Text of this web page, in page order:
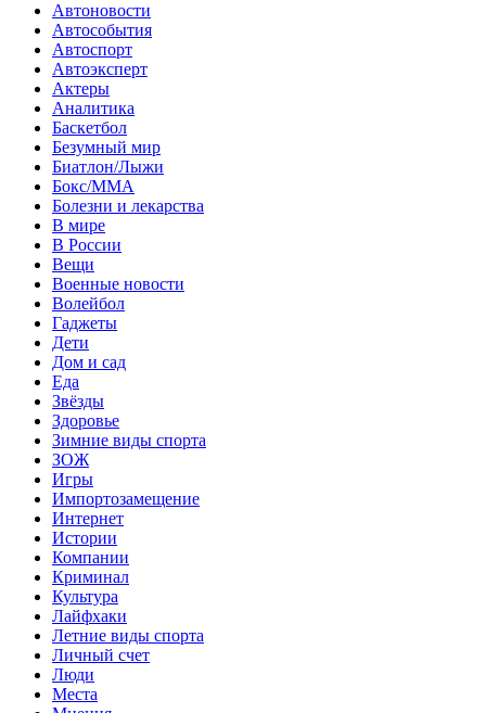
Автоновости
Автособытия
Автоспорт
Автоэксперт
Актеры
Аналитика
Баскетбол
Безумный мир
Биатлон/Лыжи
Бокс/MMA
Болезни и лекарства
В мире
В России
Вещи
Военные новости
Волейбол
Гаджеты
Дети
Дом и сад
Еда
Звёзды
Здоровье
Зимние виды спорта
ЗОЖ
Игры
Импортозамещение
Интернет
Истории
Компании
Криминал
Культура
Лайфхаки
Летние виды спорта
Личный счет
Люди
Места